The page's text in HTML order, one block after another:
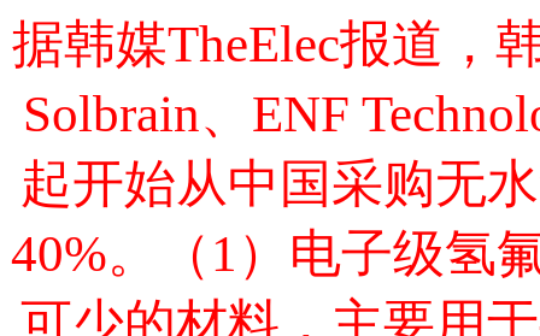
据韩媒TheElec报道，
Solbrain、ENF
起开始从中国采购无
40%。（1）电子级氢
可少的材料，主要用